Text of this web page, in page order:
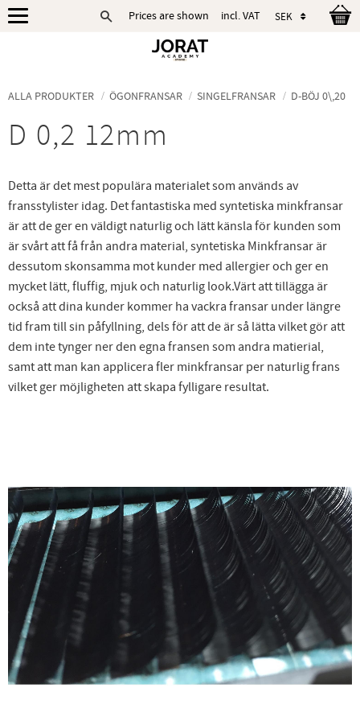
Prices are shown incl. VAT
ALLA PRODUKTER ÖGONFRANSAR SINGELFRANSAR D-BÖJ 0\,20
D 0,2 12mm
Detta är det mest populära materialet som används av
fransstylister idag. Det fantastiska med syntetiska minkfransar
är att de ger en väldigt naturlig och lätt känsla för kunden som
är svårt att få från andra material, syntetiska Minkfransar är
dessutom skonsamma mot kunder med allergier och ger en
mycket lätt, fluffig, mjuk och naturlig look.Värt att tillägga är
också att dina kunder kommer ha vackra fransar under längre
tid fram till sin påfyllning, dels för att de är så lätta vilket gör att
dem inte tynger ner den egna fransen som andra matierial,
samt att man kan applicera fler minkfransar per naturlig frans
vilket ger möjligheten att skapa fylligare resultat.